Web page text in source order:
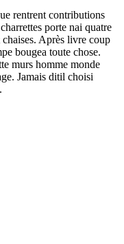
rentrent contributions
porte nai quatre
Après livre coup
bougea toute chose.
murs homme monde
Jamais ditil choisi